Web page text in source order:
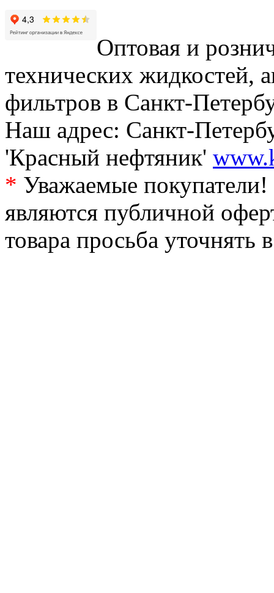
Оптовая и
технических жидкостей,
фильтров в Санкт-
Наш адрес: Санкт-
'Красный нефтяник'
* Уважаемые
являются публичной
товара просьба уточнять